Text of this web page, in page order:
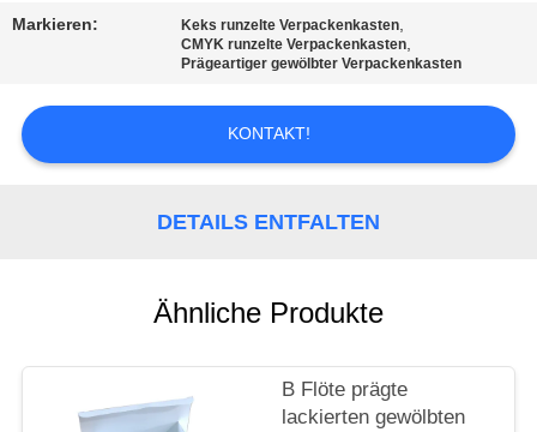
IN
VERBINDUNG
NACHRICHTEN
SITEMAP
Markieren: Keks runzelte Verpackenkasten,
CMYK runzelte Verpackenkasten,
Prägeartiger gewölbter Verpackenkasten
KONTAKT!
DETAILS ENTFALTEN
Ähnliche Produkte
B Flöte prägte
lackierten gewölbten